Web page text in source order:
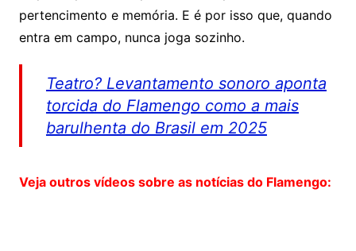
pertencimento e memória. E é por isso que, quando
entra em campo, nunca joga sozinho.
Teatro? Levantamento sonoro aponta
torcida do Flamengo como a mais
barulhenta do Brasil em 2025
Veja outros vídeos sobre as notícias do Flamengo: